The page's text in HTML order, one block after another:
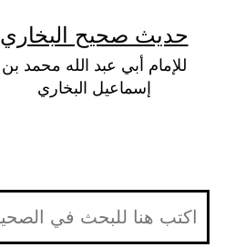
المحتوى
حديث صحيح البخاري
للإمام أبي عبد الله محمد بن
إسماعيل البخاري